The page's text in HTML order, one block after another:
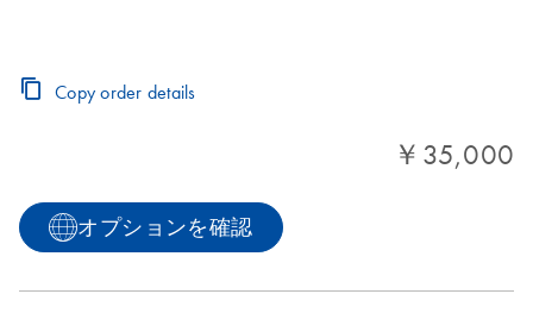
Copy order details
￥35,000
オプションを確認